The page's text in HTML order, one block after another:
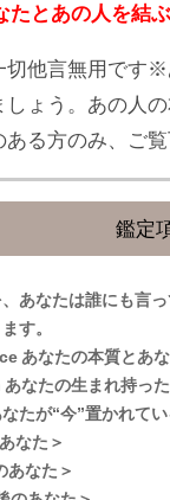
たとあの人を結
他言無用です
しょう。あの人
る方のみ、ご覧
鑑定
、あなたは誰にも言
す。
あなたの本質とあ
なたの生まれ持っ
たが“今”置かれてい
なた＞
あなた＞